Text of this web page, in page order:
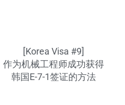
[Korea Visa #9]
作为机械工程师成功获得
韩国E-7-1签证的方法